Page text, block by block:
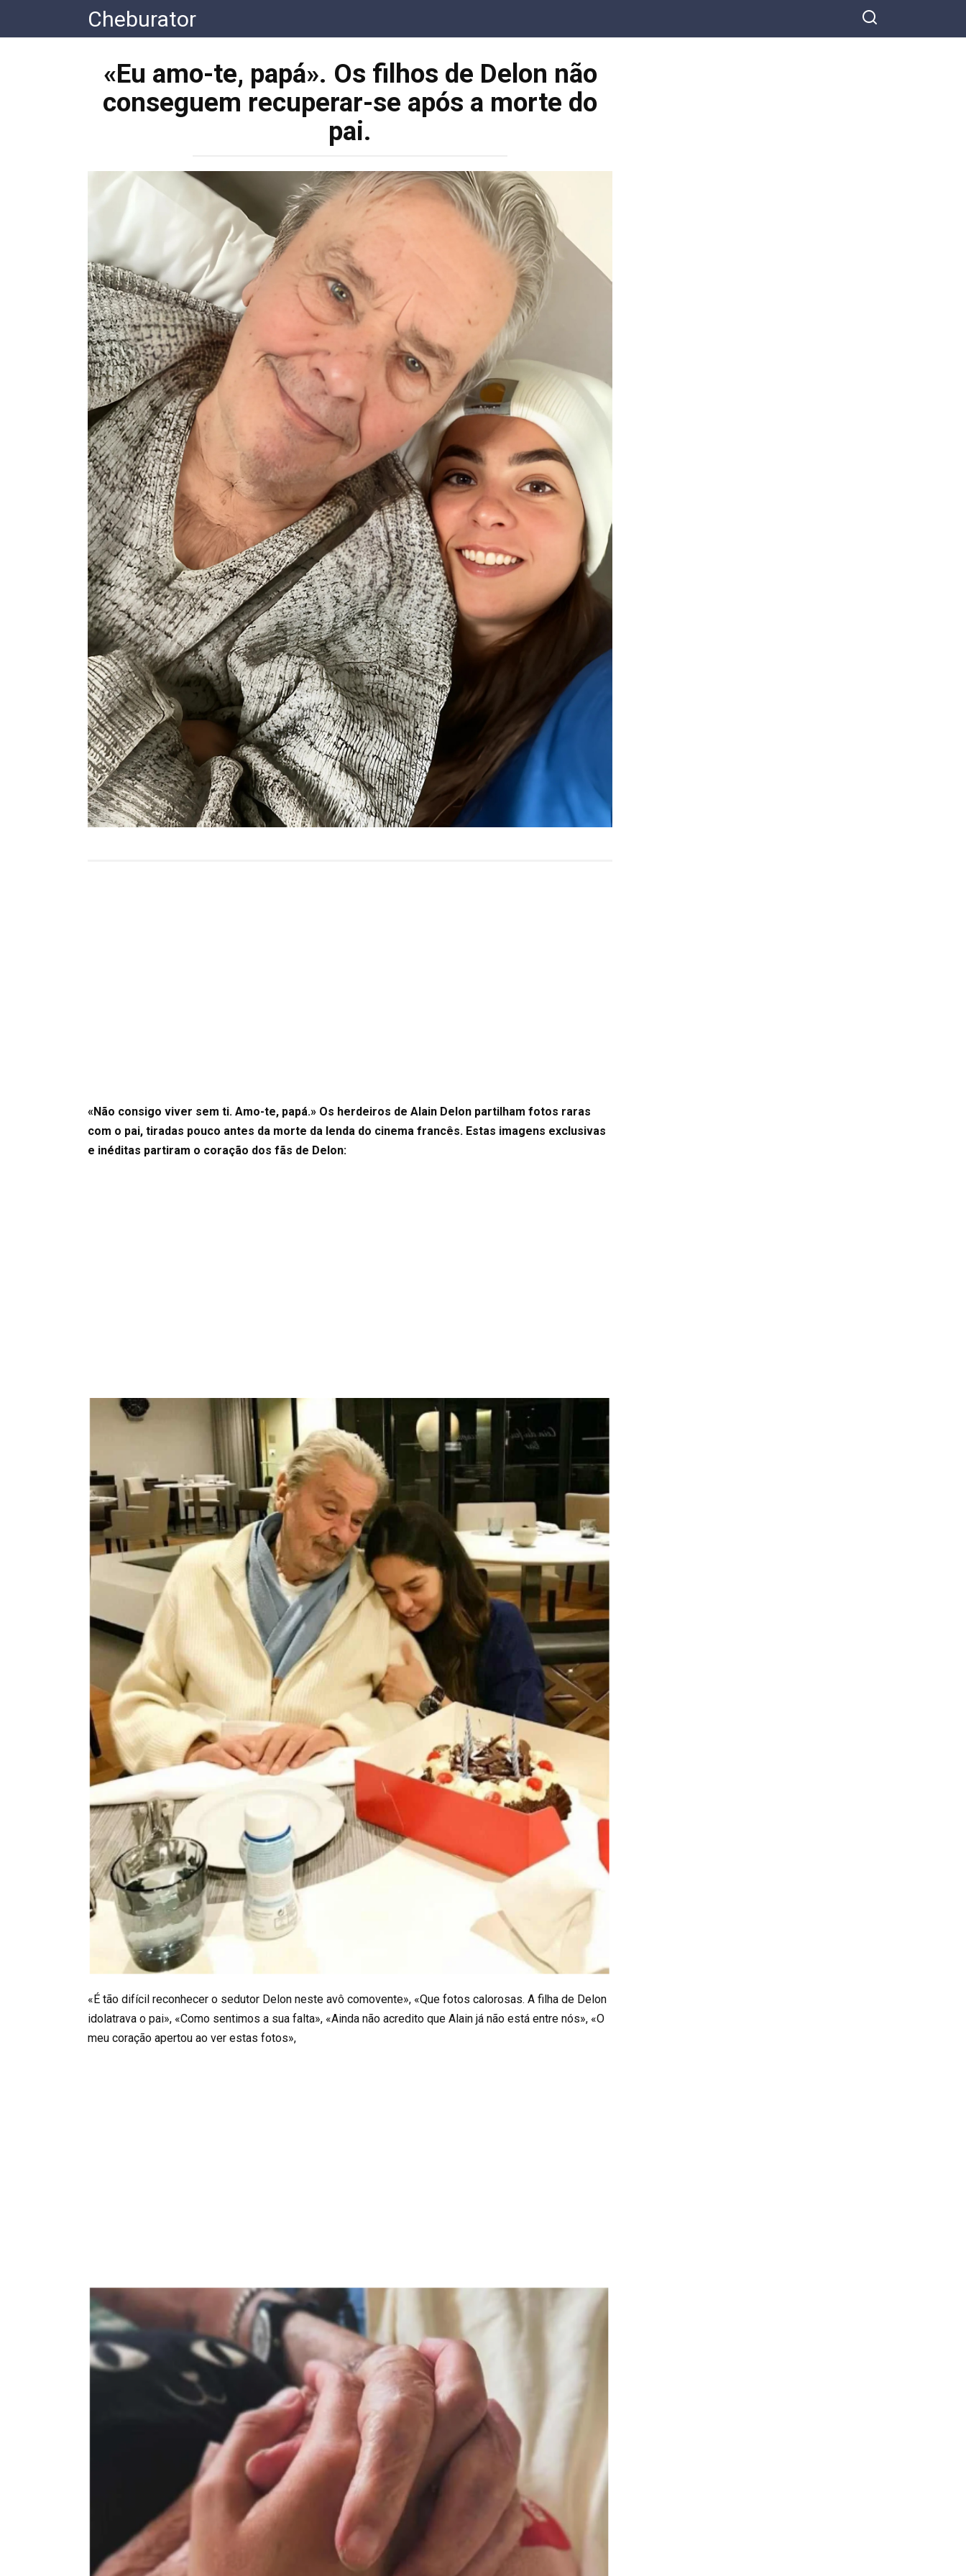
контенту
Cheburator
«Eu amo-te, papá». Os filhos de Delon não
conseguem recuperar-se após a morte do
pai.
«Não consigo viver sem ti. Amo-te, papá.» Os herdeiros de Alain Delon partilham fotos raras
com o pai, tiradas pouco antes da morte da lenda do cinema francês. Estas imagens exclusivas
e inéditas partiram o coração dos fãs de Delon:
«É tão difícil reconhecer o sedutor Delon neste avô comovente», «Que fotos calorosas. A filha de Delon
idolatrava o pai», «Como sentimos a sua falta», «Ainda não acredito que Alain já não está entre nós», «O
meu coração apertou ao ver estas fotos»,